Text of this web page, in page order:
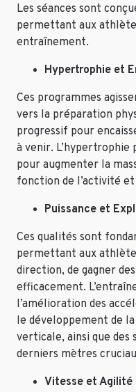
Les séances sont
permettant aux
entraînement.
Hypertrophie et
Ces programmes
vers la préparation
progressif pour
à venir.
pour augmenter la
fonction de l’activité
Puissance et
Ces qualités sont
permettant aux
direction, de gagner
efficacement.
l’amélioration des
le développement de
verticale, ainsi que des
derniers mètres
Vitesse et Agilité